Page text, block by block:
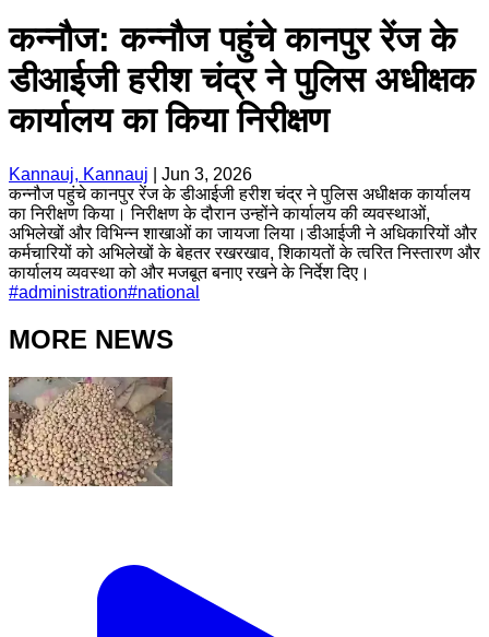
कन्नौज: कन्नौज पहुंचे कानपुर रेंज के
डीआईजी हरीश चंद्र ने पुलिस अधीक्षक
कार्यालय का किया निरीक्षण
Kannauj, Kannauj
Jun 3, 2026
कन्नौज पहुंचे कानपुर रेंज के डीआईजी हरीश चंद्र ने पुलिस अधीक्षक कार्यालय
का निरीक्षण किया। निरीक्षण के दौरान उन्होंने कार्यालय की व्यवस्थाओं,
अभिलेखों और विभिन्न शाखाओं का जायजा लिया।डीआईजी ने अधिकारियों और
कर्मचारियों को अभिलेखों के बेहतर रखरखाव, शिकायतों के त्वरित निस्तारण और
कार्यालय व्यवस्था को और मजबूत बनाए रखने के निर्देश दिए।
#administration#national
MORE NEWS